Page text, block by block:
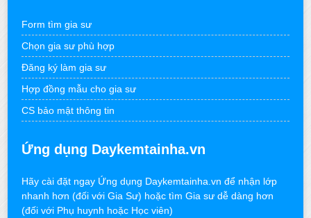
Form tìm gia sư
Chọn gia sư phù hợp
Đăng ký làm gia sư
Hợp đồng mẫu cho gia sư
CS bảo mật thông tin
Ứng dụng Daykemtainha.vn
Hãy cài đặt ngay Ứng dụng Daykemtainha.vn để nhận lớp
nhanh hơn (đối với Gia Sư) hoặc tìm Gia sư dễ dàng hơn
(đối với Phụ huynh hoặc Học viên)